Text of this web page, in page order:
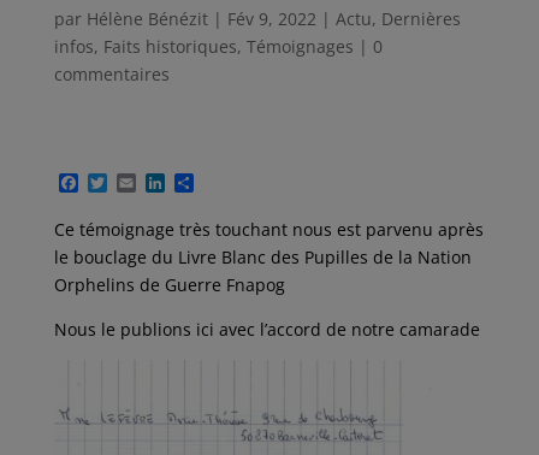
par Hélène Bénézit| Fév 9, 2022 | Actu, Dernières
infos, Faits historiques, Témoignages | 0
commentaires
F
c
e
b
o
o
T
i
t
t
e
r
E
a
i
l
L
n
k
e
d
I
P
r
t
a
g
e
r
Ce témoignage très touchant nous est parvenu après
le bouclage du Livre Blanc des Pupilles de la Nation
Orphelins de Guerre Fnapog
Nous le publions ici avec l’accord de notre camarade